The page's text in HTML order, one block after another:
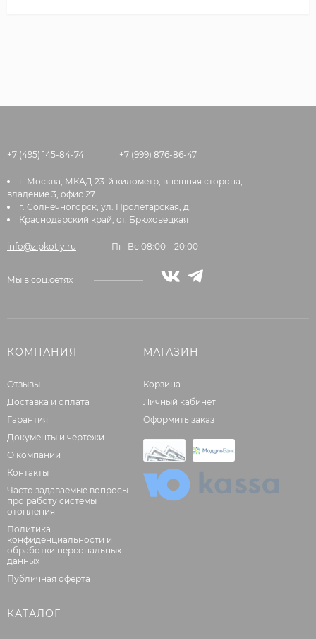
+7 (495) 145-84-74 +7 (999) 876-86-47
г. Москва, МКАД 23-й километр, внешняя сторона,
владение 3, офис 27
г. Солнечногорск, ул. Пролетарская, д. 1
Краснодарский край, ст. Брюховецкая
info@zipkotly.ru Пн-Вс 08:00—20:00
Мы в соц.сетях
КОМПАНИЯ
Отзывы
Доставка и оплата
Гарантия
Документы и чертежи
О компании
Контакты
Часто задаваемые вопросы
про работу системы
отопления
Политика
конфиденциальности и
обработки персональных
данных
Публичная оферта
МАГАЗИН
Корзина
Личный кабинет
Оформить заказ
КАТАЛОГ